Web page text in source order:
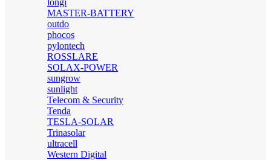
longi
MASTER-BATTERY
outdo
phocos
pylontech
ROSSLARE
SOLAX-POWER
sungrow
sunlight
Telecom & Security
Tenda
TESLA-SOLAR
Trinasolar
ultracell
Western Digital